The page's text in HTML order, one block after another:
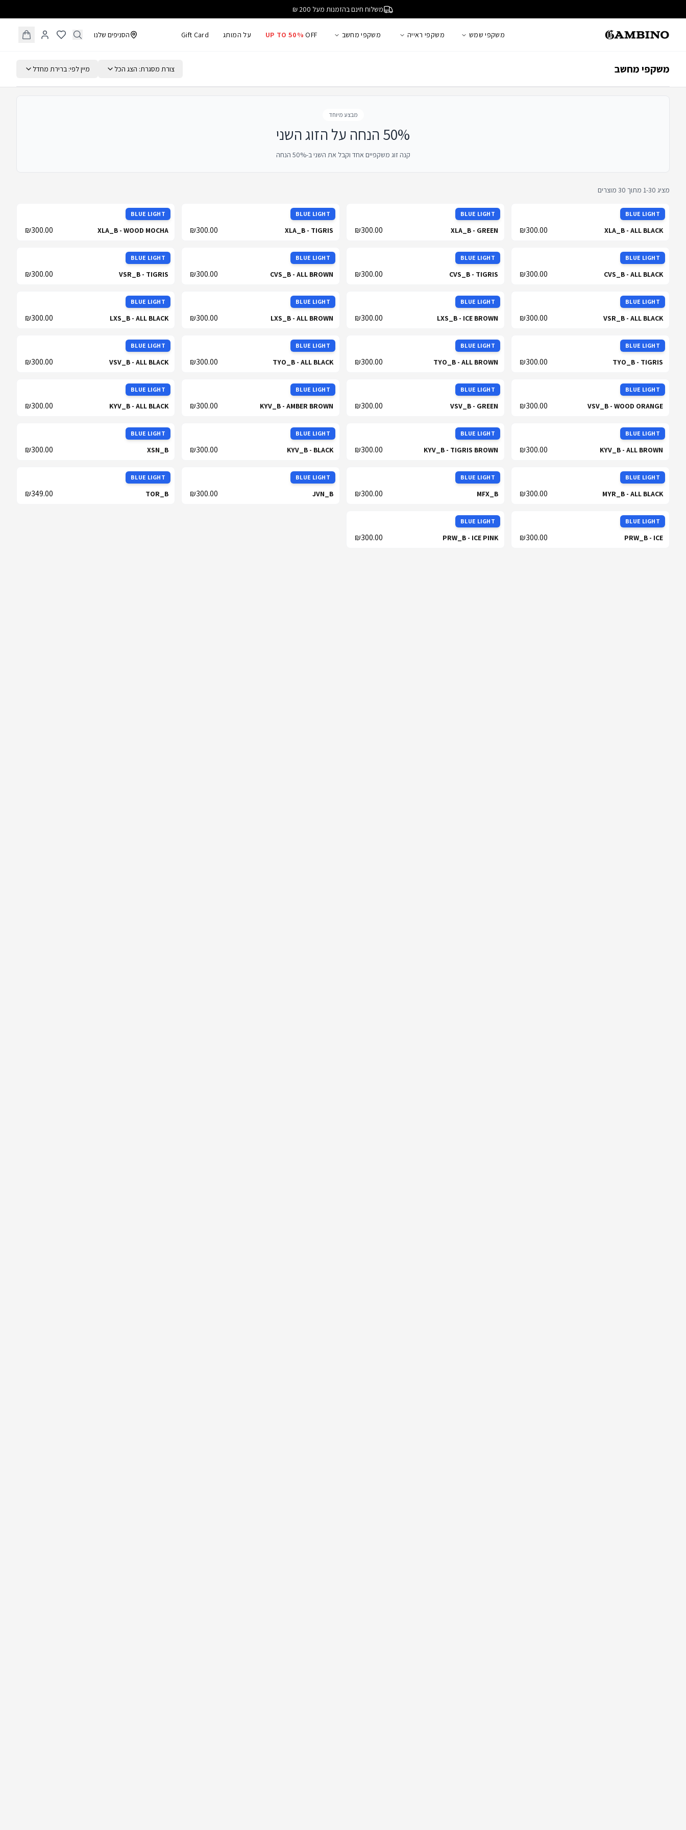
משלוח חינם בהזמנות מעל 200 ₪
משקפי שמש משקפי ראייה משקפי מחשב UP TO 50% OFF על המותג Gift Card הסניפים שלנו
משקפי מחשב צורת מסגרת: הצג הכל מיין לפי: ברירת מחדל
מבצע מיוחד
50% הנחה על הזוג השני
קנה זוג משקפיים אחד וקבל את השני ב-50% הנחה
מציג 1-30 מתוך 30 מוצרים
BLUE LIGHT
XLA_B - ALL BLACK
₪300.00
BLUE LIGHT
XLA_B - GREEN
₪300.00
BLUE LIGHT
XLA_B - TIGRIS
₪300.00
BLUE LIGHT
XLA_B - WOOD MOCHA
₪300.00
BLUE LIGHT
CVS_B - ALL BLACK
₪300.00
BLUE LIGHT
CVS_B - TIGRIS
₪300.00
BLUE LIGHT
CVS_B - ALL BROWN
₪300.00
BLUE LIGHT
VSR_B - TIGRIS
₪300.00
BLUE LIGHT
VSR_B - ALL BLACK
₪300.00
BLUE LIGHT
LXS_B - ICE BROWN
₪300.00
BLUE LIGHT
LXS_B - ALL BROWN
₪300.00
BLUE LIGHT
LXS_B - ALL BLACK
₪300.00
BLUE LIGHT
TYO_B - TIGRIS
₪300.00
BLUE LIGHT
TYO_B - ALL BROWN
₪300.00
BLUE LIGHT
TYO_B - ALL BLACK
₪300.00
BLUE LIGHT
VSV_B - ALL BLACK
₪300.00
BLUE LIGHT
VSV_B - WOOD ORANGE
₪300.00
BLUE LIGHT
VSV_B - GREEN
₪300.00
BLUE LIGHT
KYV_B - AMBER BROWN
₪300.00
BLUE LIGHT
KYV_B - ALL BLACK
₪300.00
BLUE LIGHT
KYV_B - ALL BROWN
₪300.00
BLUE LIGHT
KYV_B - TIGRIS BROWN
₪300.00
BLUE LIGHT
KYV_B - BLACK
₪300.00
BLUE LIGHT
XSN_B
₪300.00
BLUE LIGHT
MYR_B - ALL BLACK
₪300.00
BLUE LIGHT
MFX_B
₪300.00
BLUE LIGHT
JVN_B
₪300.00
BLUE LIGHT
TOR_B
₪349.00
BLUE LIGHT
PRW_B - ICE
₪300.00
BLUE LIGHT
PRW_B - ICE PINK
₪300.00